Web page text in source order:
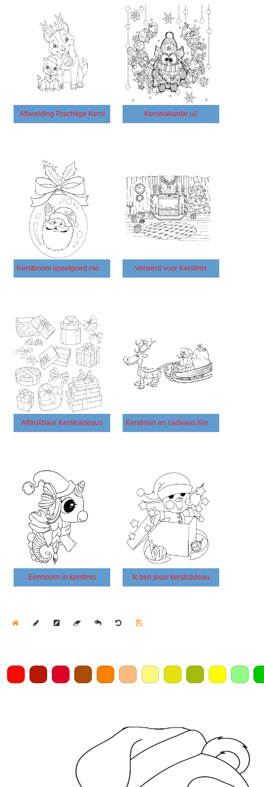
Afbeelding Prachtige Kerst Kerstvakantie uil
Kerstboom speelgoed met Kerstman Versierd voor Kerstmis
Afdrukbaar Kerstcadeaus Kerstman en cadeaus Kerstmis
Eenhoorn in kerstmis Ik ben jouw kerstcadeau